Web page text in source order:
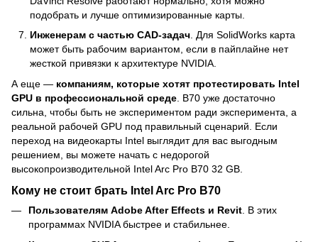
подобрать и лучше оптимизированные карты.
Инженерам с частью CAD-задач . Для SolidWorks карта
может быть рабочим вариантом, если в пайплайне нет
жесткой привязки к архитектуре NVIDIA.
А еще — компаниям, которые хотят протестировать Intel
GPU в профессиональной среде . B70 уже достаточно
сильна, чтобы быть не экспериментом ради эксперимента, а
реальной рабочей GPU под правильный сценарий. Если
переход на видеокарты Intel выглядит для вас выгодным
решением, вы можете начать с недорогой
высокопроизводительной Intel Arc Pro B70 32 GB.
Кому не стоит брать Intel Arc Pro B70
Пользователям Adobe After Effects и Revit. В этих
программах NVIDIA быстрее и стабильнее.